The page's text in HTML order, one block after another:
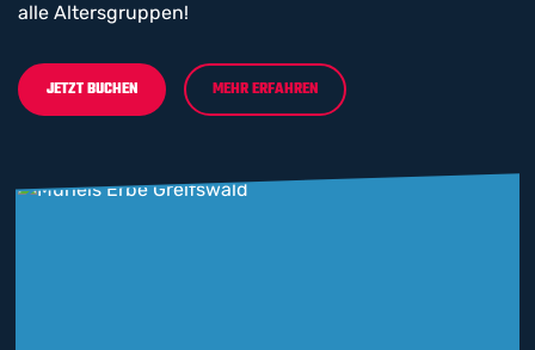
alle Altersgruppen!
JETZT BUCHEN MEHR ERFAHREN